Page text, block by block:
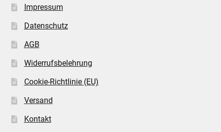
Impressum
Datenschutz
AGB
Widerrufsbelehrung
Cookie-Richtlinie (EU)
Versand
Kontakt